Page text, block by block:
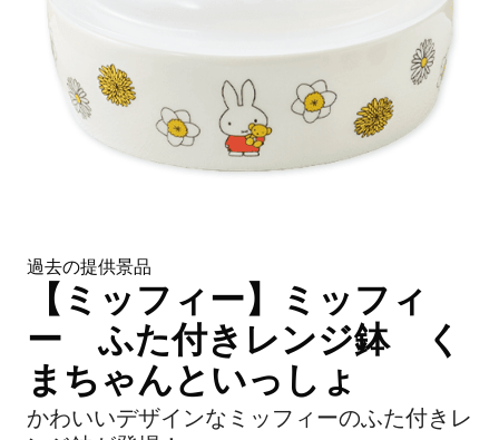
過去の提供景品
【ミッフィー】ミッフィ
ー ふた付きレンジ鉢 く
まちゃんといっしょ
かわいいデザインなミッフィーのふた付きレ